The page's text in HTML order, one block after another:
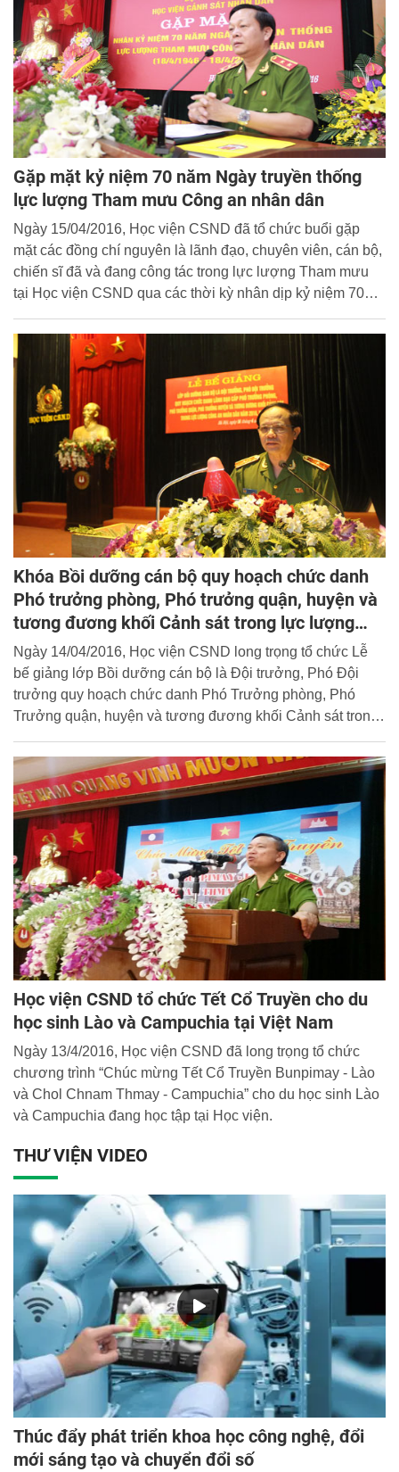
Gặp mặt kỷ niệm 70 năm Ngày truyền thống
lực lượng Tham mưu Công an nhân dân
Ngày 15/04/2016, Học viện CSND đã tổ chức buổi gặp
mặt các đồng chí nguyên là lãnh đạo, chuyên viên, cán bộ,
chiến sĩ đã và đang công tác trong lực lượng Tham mưu
tại Học viện CSND qua các thời kỳ nhân dịp kỷ niệm 70
nhân dân (18/4/1946- 18/4/2016).
Khóa Bồi dưỡng cán bộ quy hoạch chức danh
Phó trưởng phòng, Phó trưởng quận, huyện và
tương đương khối Cảnh sát trong lực lượng
CAND thành công tốt đẹp
Ngày 14/04/2016, Học viện CSND long trọng tổ chức Lễ
bế giảng lớp Bồi dưỡng cán bộ là Đội trưởng, Phó Đội
trưởng quy hoạch chức danh Phó Trưởng phòng, Phó
Trưởng quận, huyện và tương đương khối Cảnh sát trong
PGS.TS Phạm Ngọc Hà - Phó Giám đốc Học viện CSND
tới dự và phát biểu chỉ đạo buổi lễ.
Học viện CSND tổ chức Tết Cổ Truyền cho du
học sinh Lào và Campuchia tại Việt Nam
Ngày 13/4/2016, Học viện CSND đã long trọng tổ chức
chương trình “Chúc mừng Tết Cổ Truyền Bunpimay - Lào
và Chol Chnam Thmay - Campuchia” cho du học sinh Lào
và Campuchia đang học tập tại Học viện.
THƯ VIỆN VIDEO
Thúc đẩy phát triển khoa học công nghệ, đổi
mới sáng tạo và chuyển đổi số